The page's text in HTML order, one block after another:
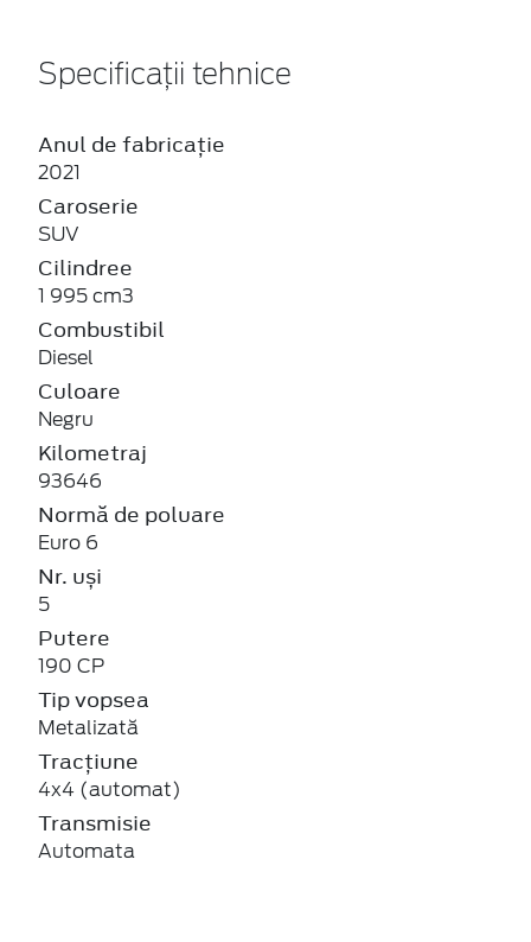
Specificații tehnice
Anul de fabricație
2021
Caroserie
SUV
Cilindree
1 995 cm3
Combustibil
Diesel
Culoare
Negru
Kilometraj
93646
Normă de poluare
Euro 6
Nr. uși
5
Putere
190 CP
Tip vopsea
Metalizată
Tracțiune
4x4 (automat)
Transmisie
Automata